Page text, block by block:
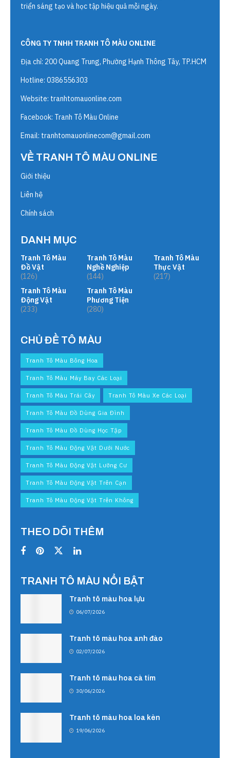
triển sáng tạo và học tập hiệu quả mỗi ngày.
CÔNG TY TNHH TRANH TÔ MÀU ONLINE
Địa chỉ: 200 Quang Trung, Phường Hạnh Thông Tây, TP.HCM
Hotline: 0386556303
Website: tranhtomauonline.com
Facebook: Tranh Tô Màu Online
Email: tranhtomauonlinecom@gmail.com
VỀ TRANH TÔ MÀU ONLINE
Giới thiệu
Liên hệ
Chính sách
DANH MỤC
Tranh Tô Màu
Đồ Vật
(126)
Tranh Tô Màu
Động Vật
(233)
Tranh Tô Màu
Nghề Nghiệp
(144)
Tranh Tô Màu
Phương Tiện
(280)
Tranh Tô Màu
Thực Vật
(217)
CHỦ ĐỀ TÔ MÀU
Tranh Tô Màu Bông Hoa
Tranh Tô Màu Máy Bay Các Loại
Tranh Tô Màu Trái Cây Tranh Tô Màu Xe Các Loại
Tranh Tô Màu Đồ Dùng Gia Đình
Tranh Tô Màu Đồ Dùng Học Tập
Tranh Tô Màu Động Vật Dưới Nước
Tranh Tô Màu Động Vật Lưỡng Cư
Tranh Tô Màu Động Vật Trên Cạn
Tranh Tô Màu Động Vật Trên Không
THEO DÕI THÊM
TRANH TÔ MÀU NỔI BẬT
Tranh tô màu hoa lựu
06/07/2026
Tranh tô màu hoa anh đào
02/07/2026
Tranh tô màu hoa cà tím
30/06/2026
Tranh tô màu hoa loa kèn
19/06/2026